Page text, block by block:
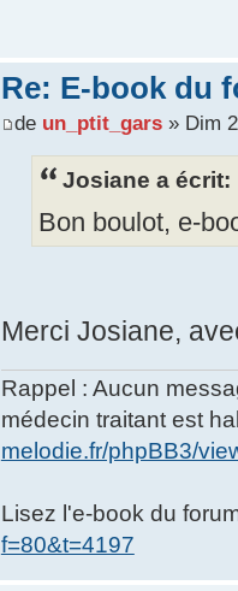
Re: E-book du
de un_ptit_gars» Dim
Josiane a écrit:
Bon boulot, e-
Merci Josiane,
Rappel : Aucun
médecin traitant est
melodie.fr/phpBB3/
Lisez l'e-book du
f=80&t=4197